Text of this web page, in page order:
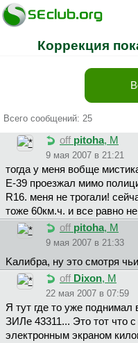
Коррекция
Всего сообщений: 25
off pitoha, М
9 мая 2007 в 21:21
тогда у меня вобще
Е-39 проезжал мимо
R16. меня не трогали!
тоже 60км.ч. и все равно
off pitoha, М
9 мая 2007 в 21:33
Kaлибpa, ну это смотря
off Dixon, М
22 мая 2007 в 07:59
Я тут где то уже поднимал
ЗИЛе 43311... Это тот что
электронным экраном